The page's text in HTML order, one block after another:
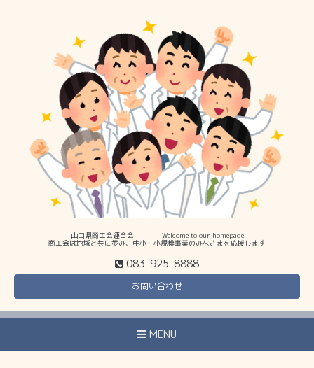
山口県商工会連合会 Welcome to our homepage
商工会は地域と共に歩み、中小・小規模事業のみなさまを応援します
083-925-8888
お問い合わせ
MENU